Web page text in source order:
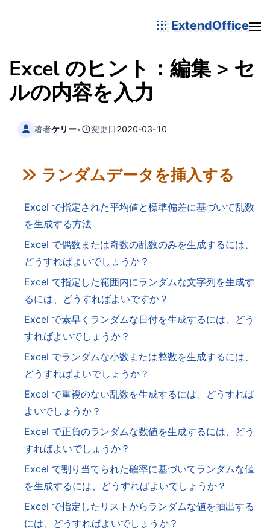
ExtendOffice
Excel のヒント：編集 > セ
ルの内容を入力
著者ケリー• 変更日2020-03-10
ランダムデータを挿入する
Excel で指定された平均値と標準偏差に基づいて乱数
を生成する方法
Excel で偶数または奇数の乱数のみを生成するには、
どうすればよいでしょうか？
Excel で指定した範囲内にランダムな文字列を生成す
るには、どうすればよいですか？
Excel で素早くランダムな日付を生成するには、どう
すればよいでしょうか？
Excel でランダムな小数または整数を生成するには、
どうすればよいでしょうか？
Excel で重複のない乱数を生成するには、どうすれば
よいでしょうか？
Excel で正負のランダムな数値を生成するには、どう
すればよいでしょうか？
Excel で割り当てられた確率に基づいてランダムな値
を生成するには、どうすればよいでしょうか？
Excel で指定したリストからランダムな値を抽出する
には、どうすればよいでしょうか？